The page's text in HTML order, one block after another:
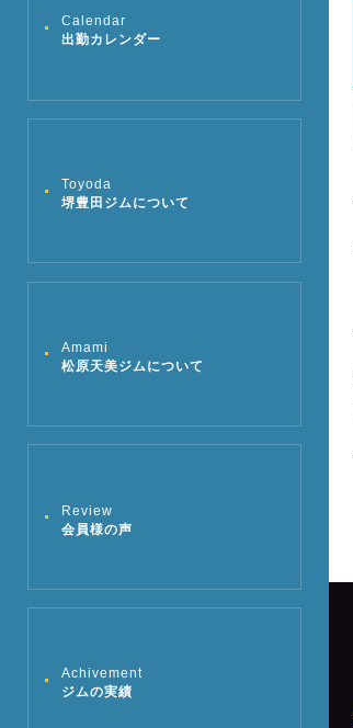
Calendar
出勤カレンダー
Toyoda
堺豊田ジムについて
Amami
松原天美ジムについて
Review
会員様の声
Achivement
ジムの実績